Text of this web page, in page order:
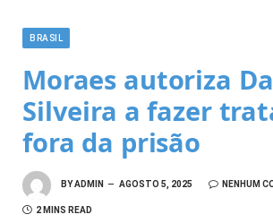
BRASIL
Moraes autoriza
Silveira a fazer
fora da prisão
BYADMIN AGOSTO 5, 2025 NENHUM
2 MINS READ